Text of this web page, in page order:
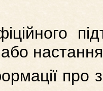
або
про